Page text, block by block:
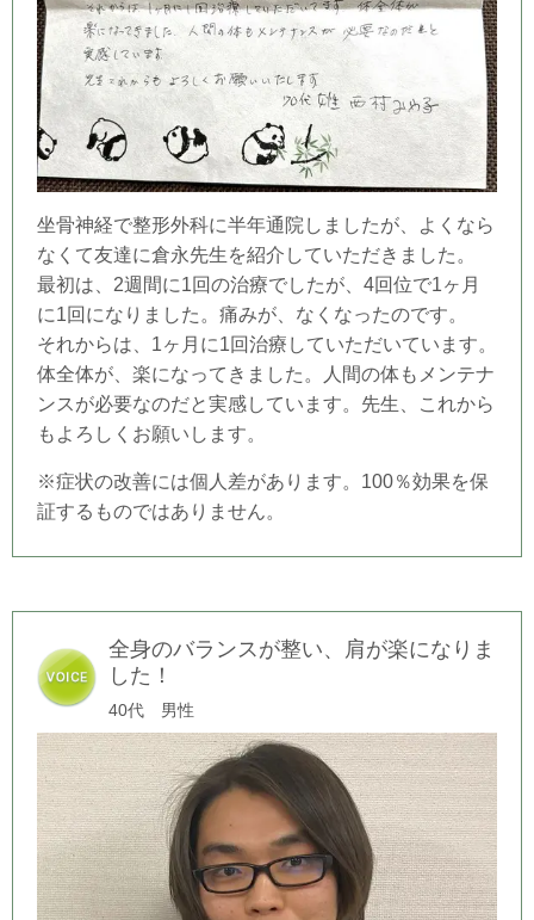
坐骨神経で整形外科に半年通院しましたが、よくなら
なくて友達に倉永先生を紹介していただきました。
最初は、2週間に1回の治療でしたが、4回位で1ヶ月
に1回になりました。痛みが、なくなったのです。
それからは、1ヶ月に1回治療していただいています。
体全体が、楽になってきました。人間の体もメンテナ
ンスが必要なのだと実感しています。先生、これから
もよろしくお願いします。
※症状の改善には個人差があります。100％効果を保
証するものではありません。
全身のバランスが整い、肩が楽になりま
した！
40代 男性